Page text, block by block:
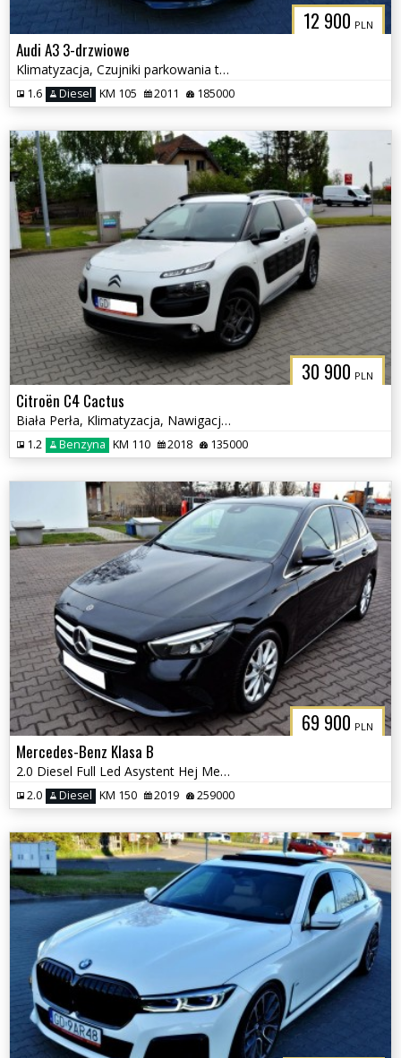
12 900 PLN
Audi A3 3-drzwiowe
Klimatyzacja, Czujniki parkowania tył, Podgrzewane fotele
1.6 Diesel KM 105 2011 185000
30 900 PLN
Citroën C4 Cactus
Biała Perła, Klimatyzacja, Nawigacja, Kamera cofania, Nowy rozrząd
1.2 Benzyna KM 110 2018 135000
69 900 PLN
Mercedes-Benz Klasa B
2.0 Diesel Full Led Asystent Hej Mercedes
2.0 Diesel KM 150 2019 259000